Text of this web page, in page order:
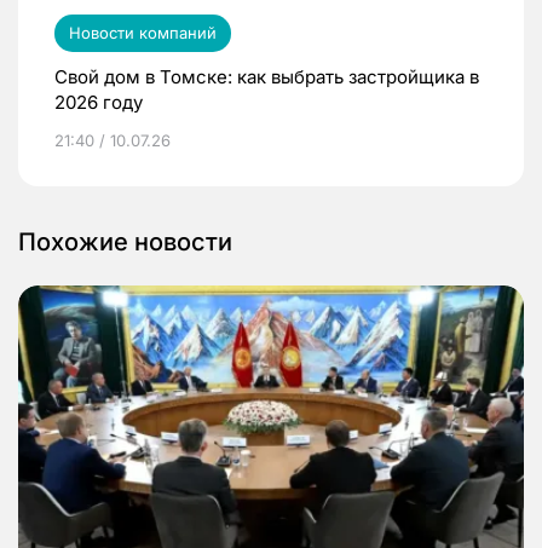
Новости компаний
Свой дом в Томске: как выбрать застройщика в
2026 году
21:40 / 10.07.26
Похожие новости